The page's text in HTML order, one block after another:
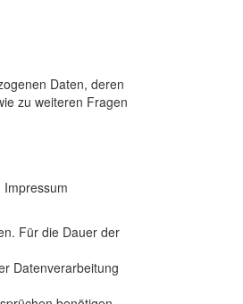
Daten, deren
zu weiteren Fragen
Für die Dauer der
Datenverarbeitung